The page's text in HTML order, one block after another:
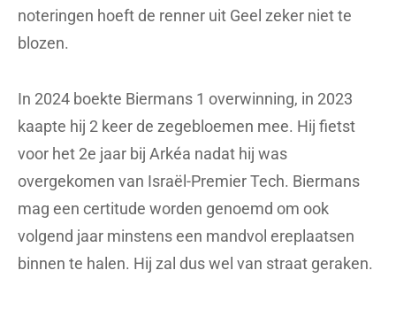
noteringen hoeft de renner uit Geel zeker niet te
blozen.
In 2024 boekte Biermans 1 overwinning, in 2023
kaapte hij 2 keer de zegebloemen mee. Hij fietst
voor het 2e jaar bij Arkéa nadat hij was
overgekomen van Israël-Premier Tech. Biermans
mag een certitude worden genoemd om ook
volgend jaar minstens een mandvol ereplaatsen
binnen te halen. Hij zal dus wel van straat geraken.